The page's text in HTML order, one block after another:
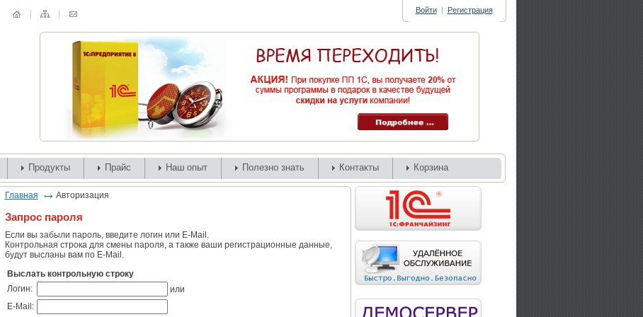
Войти | Регистрация
Продукты Прайс Наш опыт Полезно знать Контакты Корзина
Главная Авторизация
Запрос пароля
Если вы забыли пароль, введите логин или E-Mail.
Контрольная строка для смены пароля, а также ваши регистрационные данные,
будут высланы вам по E-Mail.
Выслать контрольную строку
Логин:
или
E-Mail: